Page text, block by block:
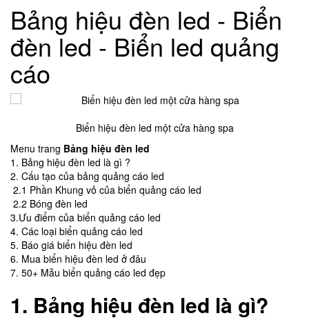
Bảng hiệu đèn led - Biển
đèn led - Biển led quảng
cáo
Biển hiệu đèn led một cửa hàng spa
Menu trang Bảng hiệu đèn led
1. Bảng hiệu đèn led là gì ?
2. Cấu tạo của bảng quảng cáo led
2.1 Phần Khung vỏ của biển quảng cáo led
2.2 Bóng đèn led
3.Ưu điểm của biển quảng cáo led
4. Các loại biển quảng cáo led
5. Báo giá biển hiệu đèn led
6. Mua biển hiệu đèn led ở đâu
7. 50+ Mẫu biển quảng cáo led đẹp
1. Bảng hiệu đèn led là gì?